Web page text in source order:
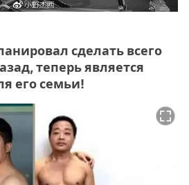
сделать всего
теперь является
его семьи!